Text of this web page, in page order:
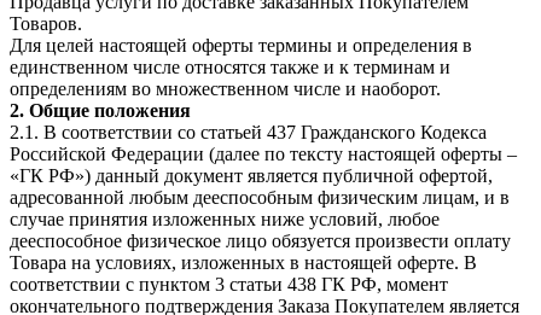
Товаров.
Для целей настоящей оферты термины и определения в
единственном числе относятся также и к терминам и
определениям во множественном числе и наоборот.
2. Общие положения
2.1. В соответствии со статьей 437 Гражданского Кодекса
Российской Федерации (далее по тексту настоящей оферты –
«ГК РФ») данный документ является публичной офертой,
адресованной любым дееспособным физическим лицам, и в
случае принятия изложенных ниже условий, любое
дееспособное физическое лицо обязуется произвести оплату
Товара на условиях, изложенных в настоящей оферте. В
соответствии с пунктом 3 статьи 438 ГК РФ, момент
окончательного подтверждения Заказа Покупателем является